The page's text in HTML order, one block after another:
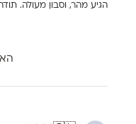
הגיע מהר, וסבון מעולה.